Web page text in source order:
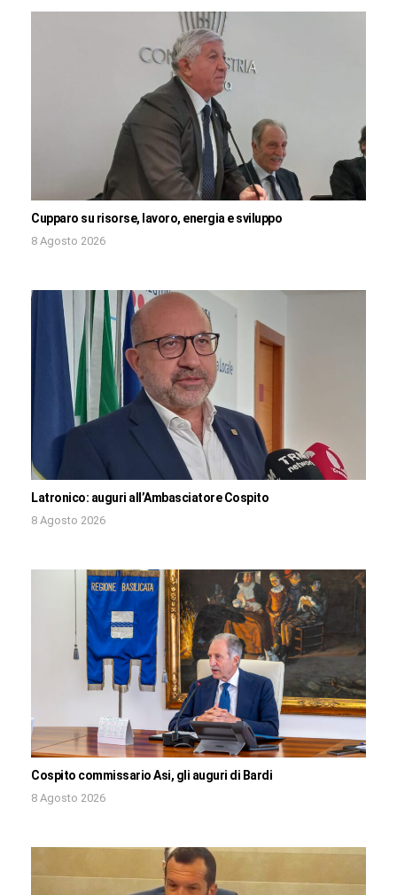
Cupparo su risorse, lavoro, energia e sviluppo
8 Agosto 2026
Latronico: auguri all’Ambasciatore Cospito
8 Agosto 2026
Cospito commissario Asi, gli auguri di Bardi
8 Agosto 2026